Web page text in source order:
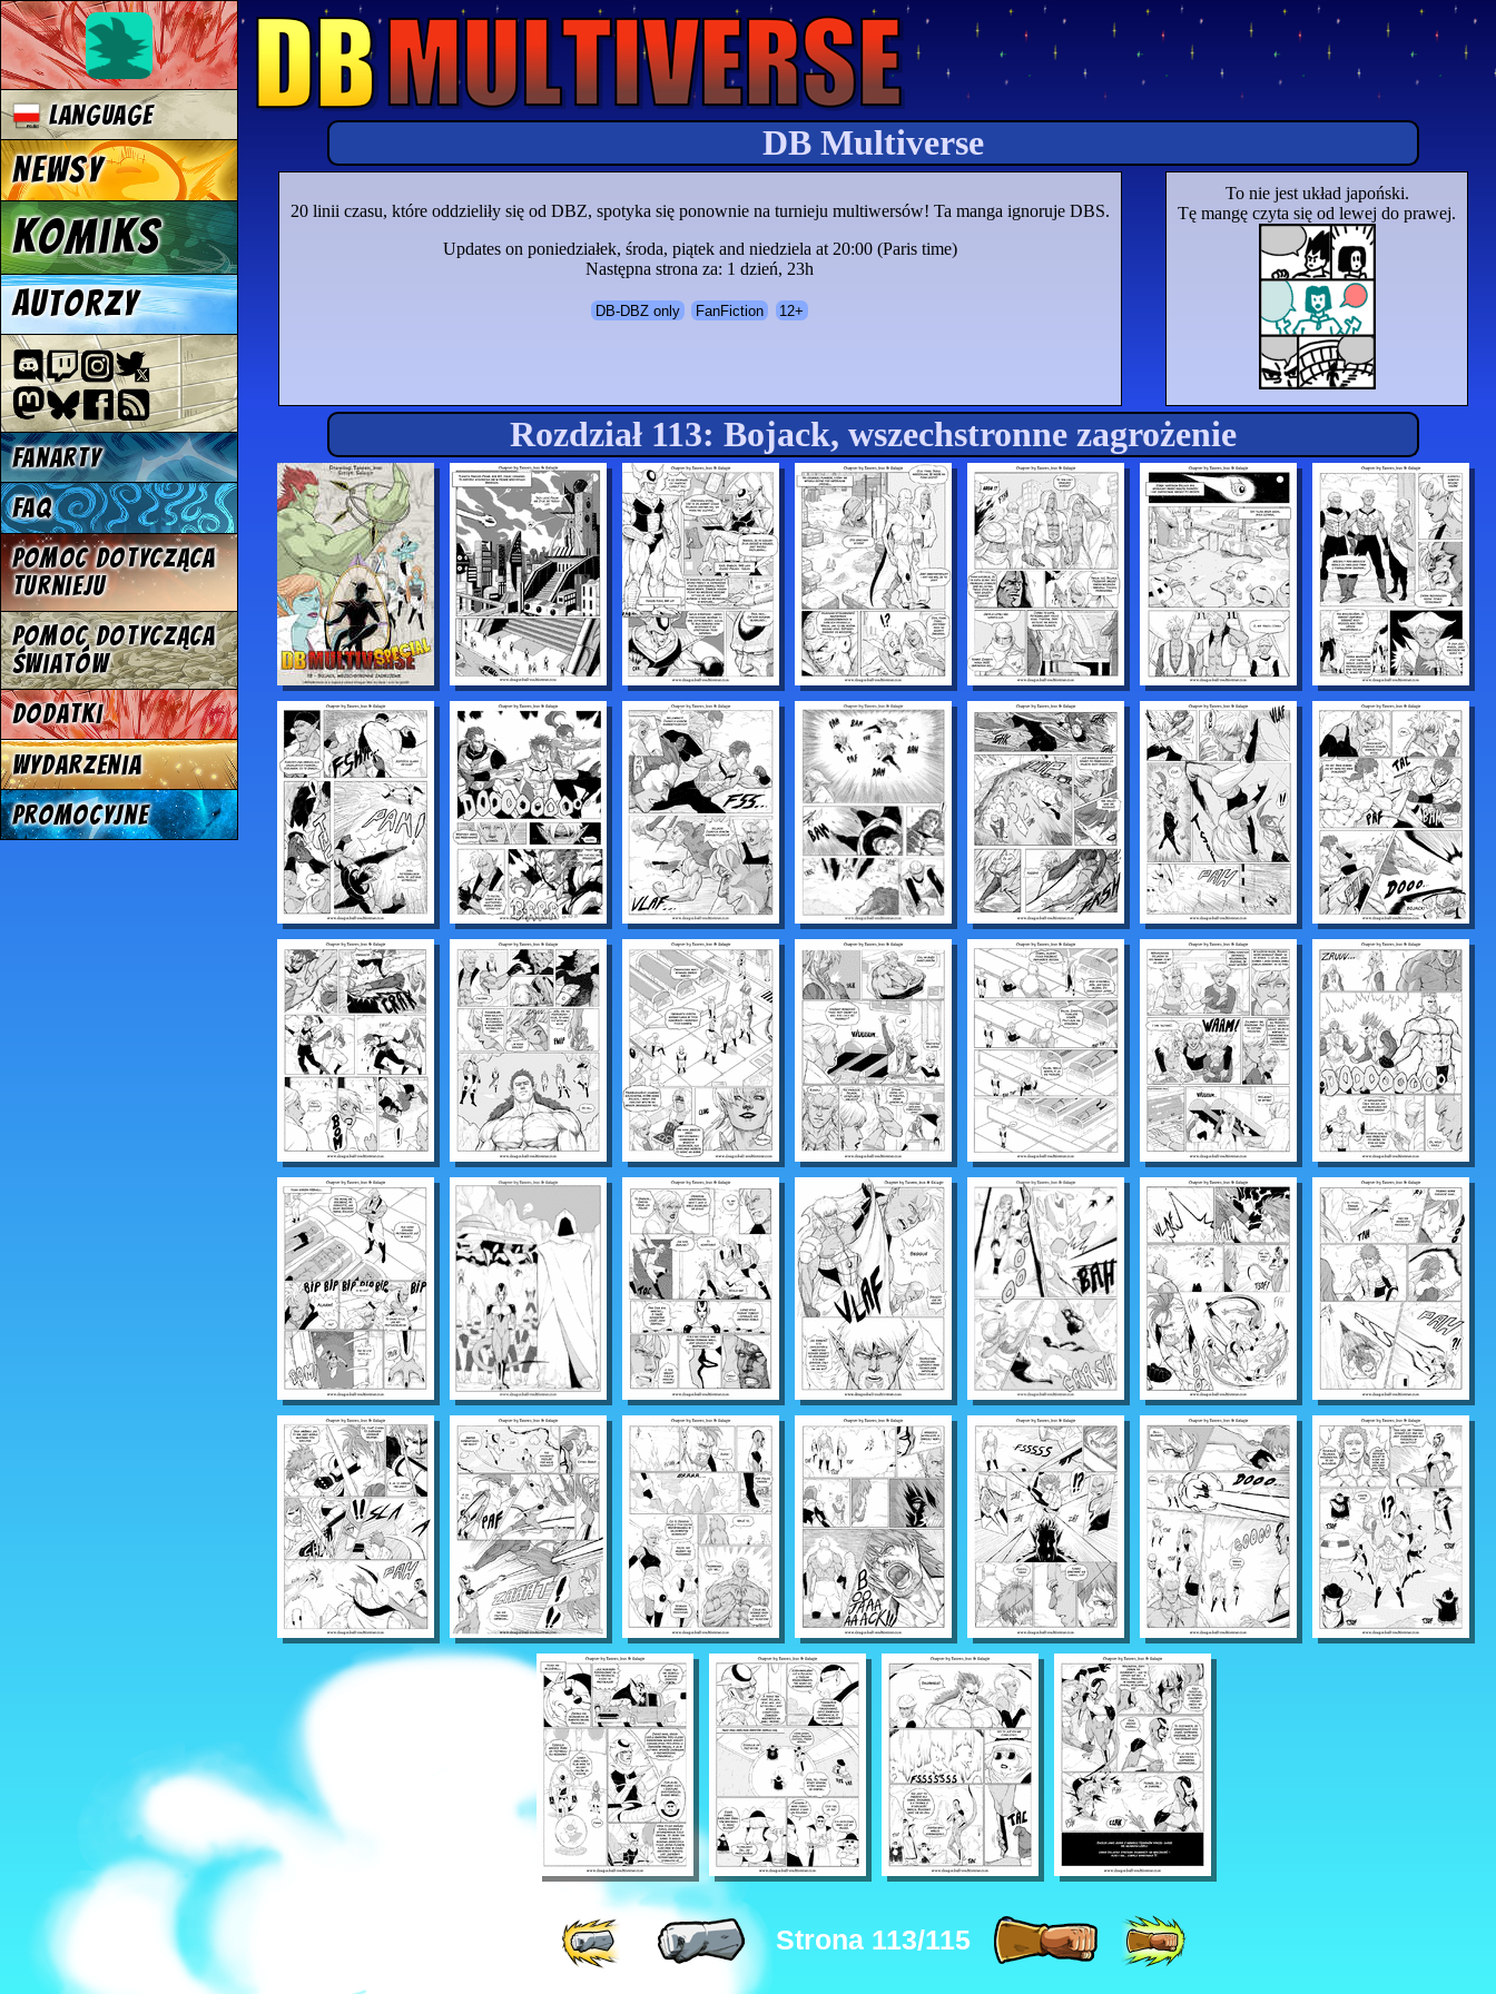
DB Multiverse
20 linii czasu, które oddzieliły się od DBZ, spotyka się ponownie na turnieju multiwersów! Ta manga ignoruje DBS.
Updates on poniedziałek, środa, piątek and niedziela at 20:00 (Paris time)
Następna strona za: 1 dzień, 23h
DB-DBZ only FanFiction 12+
To nie jest układ japoński.
Tę mangę czyta się od lewej do prawej.
Rozdział 113: Bojack, wszechstronne zagrożenie
Strona 113/115
Language
Newsy
Komiks
Autorzy
Fanarty
FAQ
Pomoc dotycząca
turnieju
Pomoc dotycząca
światów
Dodatki
Wydarzenia
Promocyjne